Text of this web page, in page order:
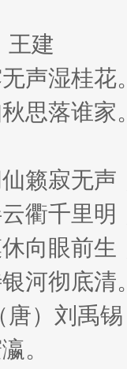
王建
声湿桂花
思落谁家
籁寂无声
衢千里明
向眼前生
河彻底清
唐）刘禹锡
。